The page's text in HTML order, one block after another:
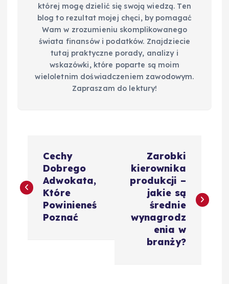
której mogę dzielić się swoją wiedzą. Ten
blog to rezultat mojej chęci, by pomagać
Wam w zrozumieniu skomplikowanego
świata finansów i podatków. Znajdziecie
tutaj praktyczne porady, analizy i
wskazówki, które poparte są moim
wieloletnim doświadczeniem zawodowym.
Zapraszam do lektury!
w
Cechy
Dobrego
Adwokata,
Które
Powinieneś
Poznać
Zarobki
kierownika
produkcji –
jakie są
średnie
wynagrodz
enia w
branży?